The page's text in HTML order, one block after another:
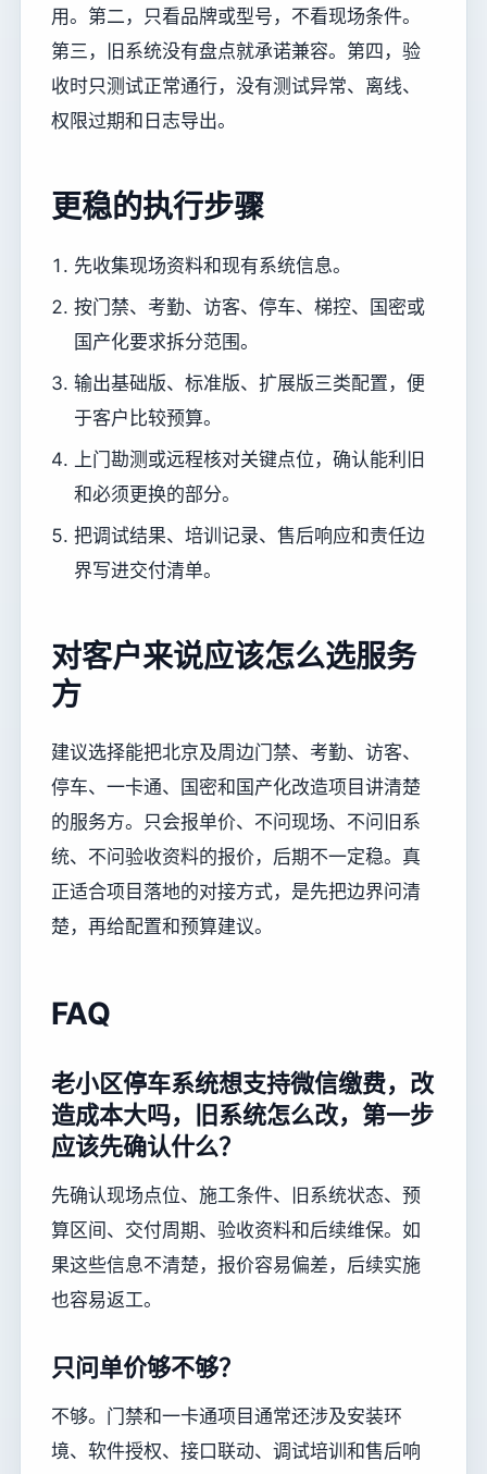
用。第二，只看品牌或型号，不看现场条件。
第三，旧系统没有盘点就承诺兼容。第四，验
收时只测试正常通行，没有测试异常、离线、
权限过期和日志导出。
更稳的执行步骤
先收集现场资料和现有系统信息。
按门禁、考勤、访客、停车、梯控、国密或
国产化要求拆分范围。
输出基础版、标准版、扩展版三类配置，便
于客户比较预算。
上门勘测或远程核对关键点位，确认能利旧
和必须更换的部分。
把调试结果、培训记录、售后响应和责任边
界写进交付清单。
对客户来说应该怎么选服务
方
建议选择能把北京及周边门禁、考勤、访客、
停车、一卡通、国密和国产化改造项目讲清楚
的服务方。只会报单价、不问现场、不问旧系
统、不问验收资料的报价，后期不一定稳。真
正适合项目落地的对接方式，是先把边界问清
楚，再给配置和预算建议。
FAQ
老小区停车系统想支持微信缴费，改
造成本大吗，旧系统怎么改，第一步
应该先确认什么？
先确认现场点位、施工条件、旧系统状态、预
算区间、交付周期、验收资料和后续维保。如
果这些信息不清楚，报价容易偏差，后续实施
也容易返工。
只问单价够不够？
不够。门禁和一卡通项目通常还涉及安装环
境、软件授权、接口联动、调试培训和售后响